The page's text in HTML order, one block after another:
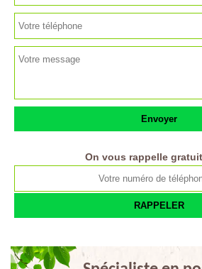
On vous rappelle